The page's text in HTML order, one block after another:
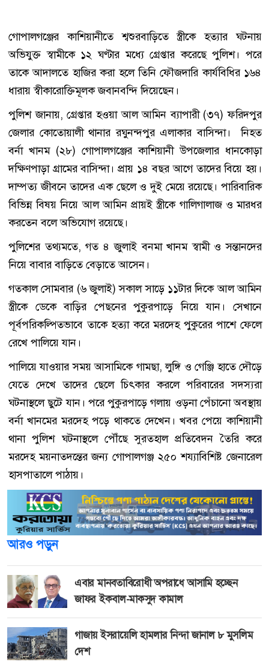
গোপালগঞ্জের কাশিয়ানীতে শ্বশুরবাড়িতে স্ত্রীকে হত্যার ঘটনায়
অভিযুক্ত স্বামীকে ১২ ঘণ্টার মধ্যে গ্রেপ্তার করেছে পুলিশ। পরে
তাকে আদালতে হাজির করা হলে তিনি ফৌজদারি কার্যবিধির ১৬৪
ধারায় স্বীকারোক্তিমূলক জবানবন্দি দিয়েছেন।
পুলিশ জানায়, গ্রেপ্তার হওয়া আল আমিন ব্যাপারী (৩৭) ফরিদপুর
জেলার কোতোয়ালী থানার রঘুনন্দপুর এলাকার বাসিন্দা। নিহত
বর্না খানম (২৮) গোপালগঞ্জের কাশিয়ানী উপজেলার ধানকোড়া
দক্ষিণপাড়া গ্রামের বাসিন্দা। প্রায় ১৪ বছর আগে তাদের বিয়ে হয়।
দাম্পত্য জীবনে তাদের এক ছেলে ও দুই মেয়ে রয়েছে। পারিবারিক
বিভিন্ন বিষয় নিয়ে আল আমিন প্রায়ই স্ত্রীকে গালিগালাজ ও মারধর
করতেন বলে অভিযোগ রয়েছে।
পুলিশের তথ্যমতে, গত ৪ জুলাই বনমা খানম স্বামী ও সন্তানদের
নিয়ে বাবার বাড়িতে বেড়াতে আসেন।
গতকাল সোমবার (৬ জুলাই) সকাল সাড়ে ১১টার দিকে আল আমিন
স্ত্রীকে ডেকে বাড়ির পেছনের পুকুরপাড়ে নিয়ে যান। সেখানে
পূর্বপরিকল্পিতভাবে তাকে হত্যা করে মরদেহ পুকুরের পাশে ফেলে
রেখে পালিয়ে যান।
পালিয়ে যাওয়ার সময় আসামিকে গামছা, লুঙ্গি ও গেঞ্জি হাতে দৌড়ে
যেতে দেখে তাদের ছেলে চিৎকার করলে পরিবারের সদস্যরা
ঘটনাস্থলে ছুটে যান। পরে পুকুরপাড়ে গলায় ওড়না পেঁচানো অবস্থায়
বর্না খানমের মরদেহ পড়ে থাকতে দেখেন। খবর পেয়ে কাশিয়ানী
থানা পুলিশ ঘটনাস্থলে পৌঁছে সুরতহাল প্রতিবেদন তৈরি করে
মরদেহ ময়নাতদন্তের জন্য গোপালগঞ্জ ২৫০ শয্যাবিশিষ্ট জেনারেল
হাসপাতালে পাঠায়।
আরও পড়ুন
এবার মানবতাবিরোধী অপরাধে আসামি হচ্ছেন
জাফর ইকবাল-মাকসুদ কামাল
গাজায় ইসরায়েলি হামলার নিন্দা জানাল ৮ মুসলিম
দেশ